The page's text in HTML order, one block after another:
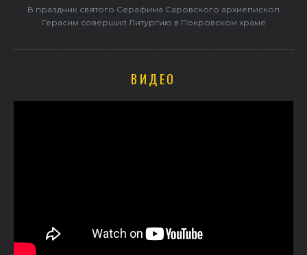
В праздник святого Серафима Саровского архиепископ
Герасим совершил Литургию в Покровском храме
ВИДЕО